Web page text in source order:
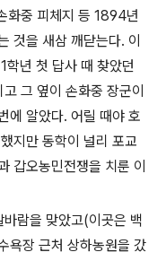
화중 피체지 등 1894년
것을 새삼 깨닫는다. 이
학년 첫 답사 때 찾았던
그 옆이 손화중 장군이
에 알았다. 어릴 때야 호
지만 동학이 널리 포교
갑오농민전쟁을 치룬 이
람을 맞았고(이곳은 백
욕장 근처 상하농원을 갔